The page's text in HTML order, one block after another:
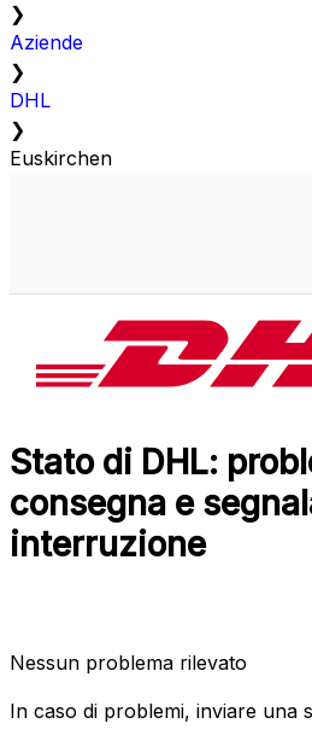
❯
Aziende
❯
DHL
❯
Euskirchen
Stato di DHL:
consegna e
interruzione
Nessun problema rilevato
In caso di problemi, inviare una